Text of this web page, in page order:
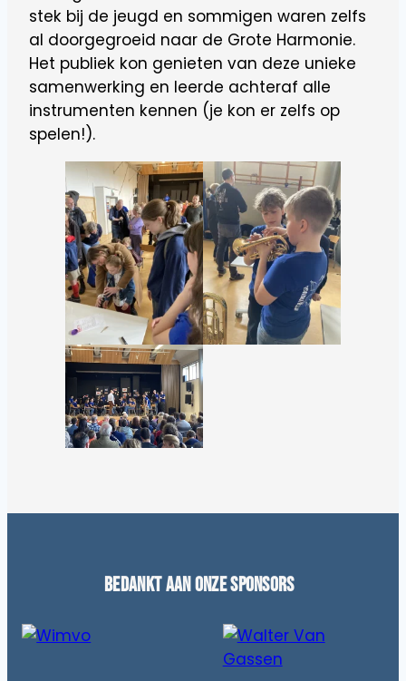
stek bij de jeugd en sommigen waren zelfs
al doorgegroeid naar de Grote Harmonie.
Het publiek kon genieten van deze unieke
samenwerking en leerde achteraf alle
instrumenten kennen (je kon er zelfs op
spelen!).
Bedankt aan onze sponsors